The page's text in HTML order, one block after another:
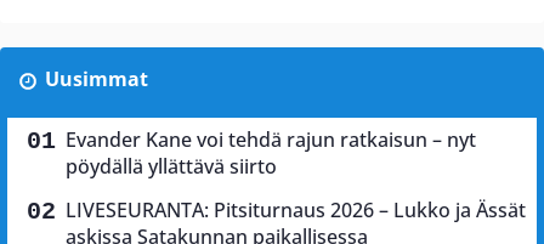
Uusimmat
Evander Kane voi tehdä rajun ratkaisun – nyt
pöydällä yllättävä siirto
LIVESEURANTA: Pitsiturnaus 2026 – Lukko ja Ässät
askissa Satakunnan paikallisessa